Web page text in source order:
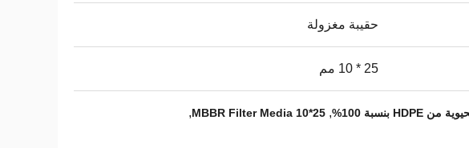
حقيبة مغزولة
25 * 10 مم
,
25*10 MBBR Filter Media
,